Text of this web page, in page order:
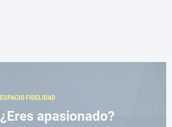
ESPACIO FIDELIDAD
¿Eres apasionado?